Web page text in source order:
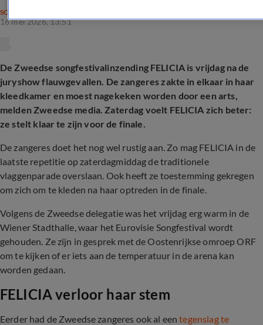
SONGFESTIVAL
16 mei 2026, 13:51
De Zweedse songfestivalinzending FELICIA is vrijdag na de
juryshow flauwgevallen. De zangeres zakte in elkaar in haar
kleedkamer en moest nagekeken worden door een arts,
melden Zweedse media. Zaterdag voelt FELICIA zich beter:
ze stelt klaar te zijn voor de finale.
De zangeres doet het nog wel rustig aan. Zo mag FELICIA in de
laatste repetitie op zaterdagmiddag de traditionele
vlaggenparade overslaan. Ook heeft ze toestemming gekregen
om zich om te kleden na haar optreden in de finale.
Volgens de Zweedse delegatie was het vrijdag erg warm in de
Wiener Stadthalle, waar het Eurovisie Songfestival wordt
gehouden. Ze zijn in gesprek met de Oostenrijkse omroep ORF
om te kijken of er iets aan de temperatuur in de arena kan
worden gedaan.
FELICIA verloor haar stem
Eerder had de Zweedse zangeres ook al eentegenslag te